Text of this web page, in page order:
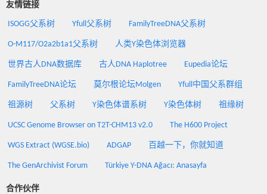
友情链接
ISOGG父系树 Yfull父系树 FamilyTreeDNA父系树
O-M117/O2a2b1a1父系树 人类Y染色体浏览器
世界古人DNA数据库 古人DNA Haplotree Eupedia论坛
FamilyTreeDNA论坛 莫尔根论坛Molgen Yfull中国父系群组
祖源树 父系树 Y染色体谱系树 Y染色体树 祖缘树
UCSC Genome Browser on T2T-CHM13 v2.0 The H600 Project
WGS Extract (WGSE.bio) ADGAP 百越一下，你就知道
The GenArchivist Forum Türkiye Y-DNA Ağacı: Anasayfa
合作伙伴